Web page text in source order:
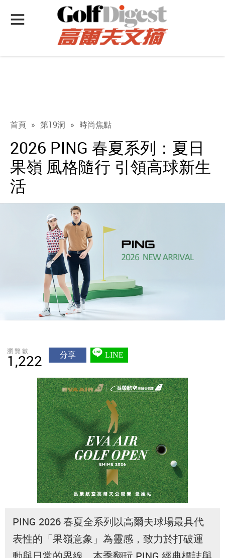
首頁 » 第19洞 » 時尚焦點
2026 PING 春夏系列：夏日
果嶺 風格隨行 引領高球新生
活
瀏覽數
1,222 分享 LINE
PING 2026 春夏全系列以高爾夫球場最具代
表性的「果嶺意象」為靈感，致力於打破運